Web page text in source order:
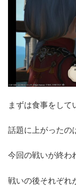
まずは食事をして
話題に上がったの
今回の戦いが終わ
戦いの後それぞれ